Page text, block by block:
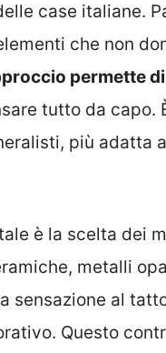
case italiane.
che non
permette
tutto da capo.
più adatta
è la scelta dei
metalli
sensazione al
Questo